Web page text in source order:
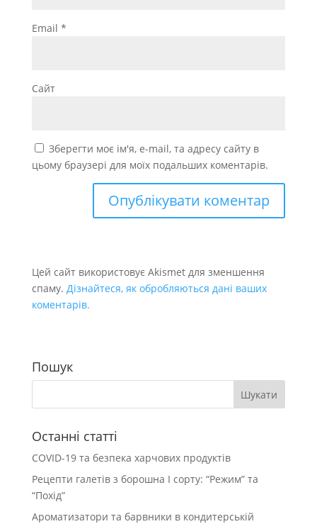
Email *
Сайт
Зберегти моє ім'я, e-mail, та адресу сайту в
цьому браузері для моїх подальших коментарів.
Цей сайт використовує Akismet для зменшення
спаму. Дізнайтеся, як обробляються дані ваших
коментарів.
Пошук
Останні статті
COVID-19 та безпека харчових продуктів
Рецепти галетів з борошна І сорту: “Режим” та
“Похід”
Ароматизатори та барвники в кондитерській